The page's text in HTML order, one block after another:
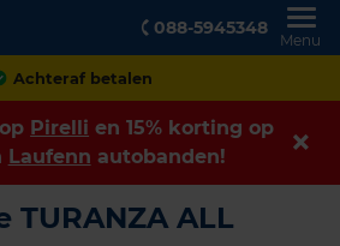
088-5945348
Menu
Klanten geven ons een
Pirelli en 15% korting op
Laufenn autobanden!
TURANZA ALL